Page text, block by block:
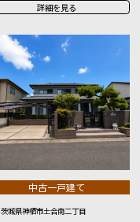
詳細を見る
中古一戸建て
茨城県神栖市土合南二丁目